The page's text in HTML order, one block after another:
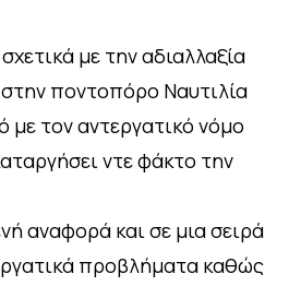
με την αδιαλλαξία
ποντοπόρο Ναυτιλία
με τον αντεργατικό νόμο
ντε φάκτο την
αναφορά και σε μια σειρά
προβλήματα καθώς